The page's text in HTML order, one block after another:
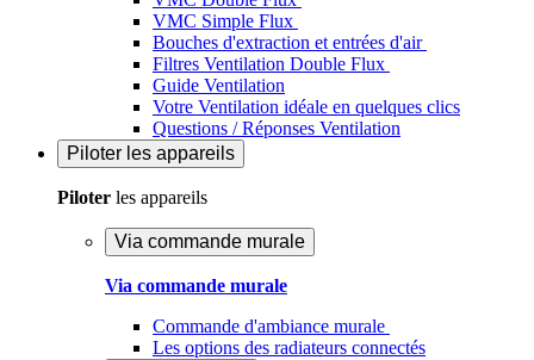
VMC Simple Flux
Bouches d'extraction et entrées d'air
Filtres Ventilation Double Flux
Guide Ventilation
Votre Ventilation idéale en quelques clics
Questions / Réponses Ventilation
Piloter les appareils
Piloter les appareils
Via commande murale
Via commande murale
Commande d'ambiance murale
Les options des radiateurs connectés